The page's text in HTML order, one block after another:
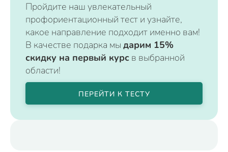
Пройдите наш увлекательный
профориентационный тест и узнайте,
какое направление подходит именно вам!
В качестве подарка мы дарим 15%
скидку на первый курс в выбранной
области!
ПЕРЕЙТИ К ТЕСТУ